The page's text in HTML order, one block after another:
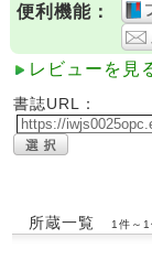
便利機能：
レビューを見
書誌URL：
所蔵一覧 1件～1